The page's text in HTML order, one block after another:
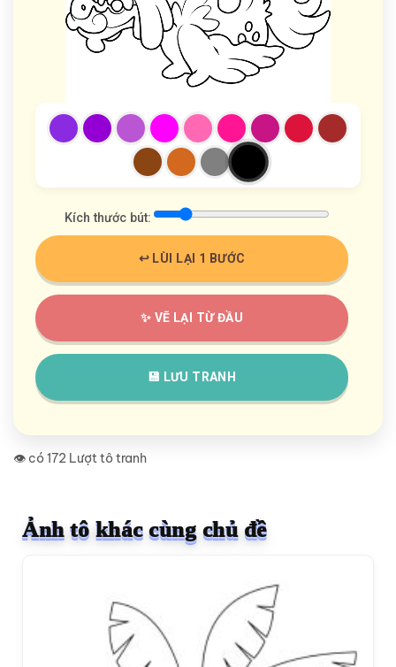
Kích thước bút:
↩️ LÙI LẠI 1 BƯỚC
✨ VẼ LẠI TỪ ĐẦU
💾 LƯU TRANH
👁️ có 172 Lượt tô tranh
Ảnh tô khác cùng chủ đề